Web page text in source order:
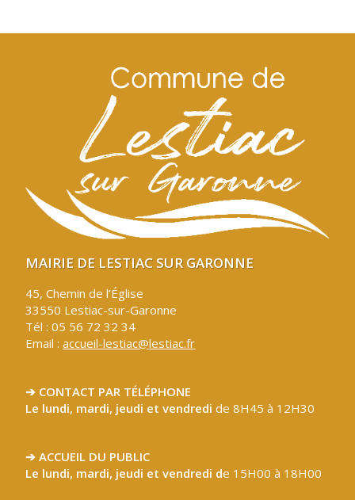
MAIRIE DE LESTIAC SUR GARONNE
45, Chemin de l’Église
33550 Lestiac-sur-Garonne
Tél : 05 56 72 32 34
Email :accueil-lestiac@lestiac.fr
➔ CONTACT PAR TÉLÉPHONE
Le lundi, mardi, jeudi et vendredide 8H45 à 12H30
➔ ACCUEIL DU PUBLIC
Le lundi, mardi, jeudi et vendredi de 15H00 à 18H00